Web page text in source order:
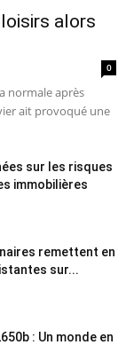
alors
0
normale après
ait provoqué une
sur les risques
immobilières
remettent en
sur...
: Un monde en